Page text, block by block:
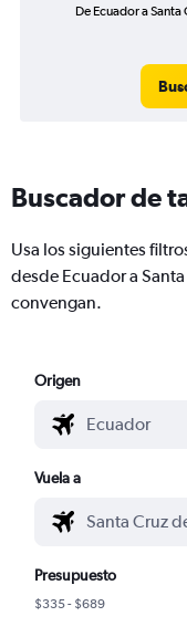
De Ecuador a Santa
Buscador de
Usa los siguientes
desde Ecuador a
convengan.
Origen
Vuela a
Presupuesto
$335 - $689